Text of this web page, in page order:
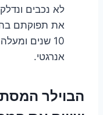
לא נכבים
את תפוקתם
10 שנים
אנרגטי.
הבוילר